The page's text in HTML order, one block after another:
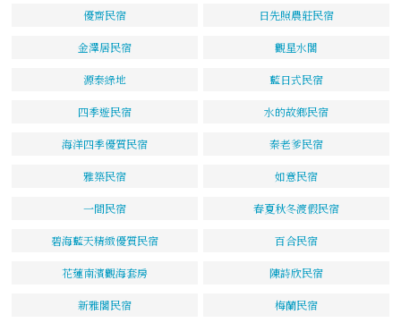
優齋民宿 日先照農莊民宿
金澤居民宿 觀星水閣
源泰綠地 藍日式民宿
四季遊民宿 水的故鄉民宿
海洋四季優質民宿 秦老爹民宿
雅築民宿 如意民宿
一間民宿 春夏秋冬渡假民宿
碧海藍天精緻優質民宿 百合民宿
花蓮南濱觀海套房 陳詩欣民宿
新雅閣民宿 梅蘭民宿